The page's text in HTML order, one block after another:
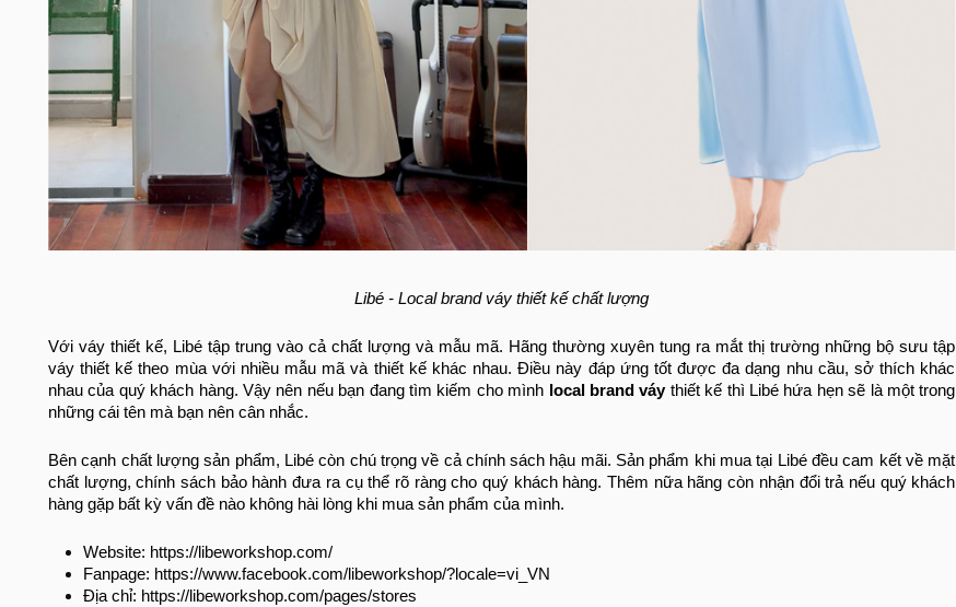
Libé - Local brand váy thiết kế chất lượng
Với váy thiết kế, Libé tập trung vào cả chất lượng và mẫu mã. Hãng thường xuyên tung ra mắt thị trường những bộ sưu tập
váy thiết kế theo mùa với nhiều mẫu mã và thiết kế khác nhau. Điều này đáp ứng tốt được đa dạng nhu cầu, sở thích khác
nhau của quý khách hàng. Vậy nên nếu bạn đang tìm kiếm cho mình local brand váythiết kế thì Libé hứa hẹn sẽ là một trong
những cái tên mà bạn nên cân nhắc.
Bên cạnh chất lượng sản phẩm, Libé còn chú trọng về cả chính sách hậu mãi. Sản phẩm khi mua tại Libé đều cam kết về mặt
chất lượng, chính sách bảo hành đưa ra cụ thể rõ ràng cho quý khách hàng. Thêm nữa hãng còn nhận đổi trả nếu quý khách
hàng gặp bất kỳ vấn đề nào không hài lòng khi mua sản phẩm của mình.
Website: https://libeworkshop.com/
Fanpage: https://www.facebook.com/libeworkshop/?locale=vi_VN
Địa chỉ: https://libeworkshop.com/pages/stores